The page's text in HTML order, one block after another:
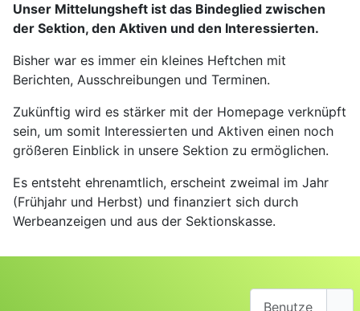
Unser Mittelungsheft ist das Bindeglied zwischen
der Sektion, den Aktiven und den Interessierten.
Bisher war es immer ein kleines Heftchen mit
Berichten, Ausschreibungen und Terminen.
Zukünftig wird es stärker mit der Homepage verknüpft
sein, um somit Interessierten und Aktiven einen noch
größeren Einblick in unsere Sektion zu ermöglichen.
Es entsteht ehrenamtlich, erscheint zweimal im Jahr
(Frühjahr und Herbst) und finanziert sich durch
Werbeanzeigen und aus der Sektionskasse.